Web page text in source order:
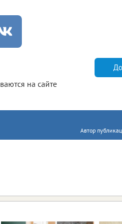
на сайте
Автор